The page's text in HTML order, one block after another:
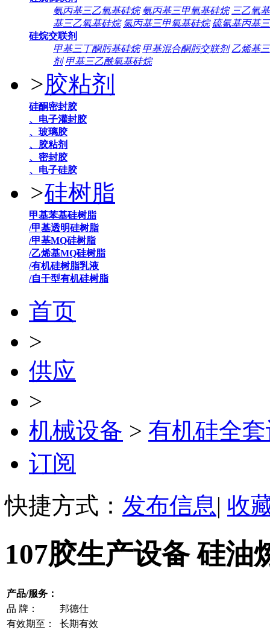
氨丙基三乙氧基硅烷 氨丙基三甲氧基硅烷 三乙氧
基三乙氧基硅烷 氯丙基三甲氧基硅烷 硫氰基丙基
硅烷交联剂
甲基三丁酮肟基硅烷 甲基混合酮肟交联剂 乙烯基
剂 甲基三乙酰氧基硅烷
>胶粘剂
硅酮密封胶
、电子灌封胶
、玻璃胶
、胶粘剂
、密封胶
、电子硅胶
>硅树脂
甲基苯基硅树脂
/甲基透明硅树脂
/甲基MQ硅树脂
/乙烯基MQ硅树脂
/有机硅树脂乳液
/自干型有机硅树脂
首页
>
供应
>
机械设备 > 有机硅全
订阅
快捷方式： 发布信息| 收
107胶生产设备 硅油
产品/服务：
品 牌：
邦德仕
有效期至：
长期有效